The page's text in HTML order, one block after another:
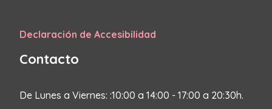
Declaración de Accesibilidad
Contacto
De Lunes a Viernes: :10:00 a 14:00 - 17:00 a 20:30h.